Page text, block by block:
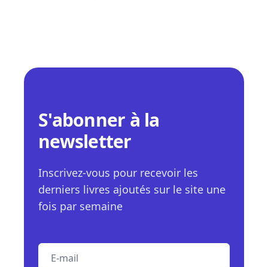
S'abonner à la
newsletter
Inscrivez-vous pour recevoir les
derniers livres ajoutés sur le site une
fois par semaine